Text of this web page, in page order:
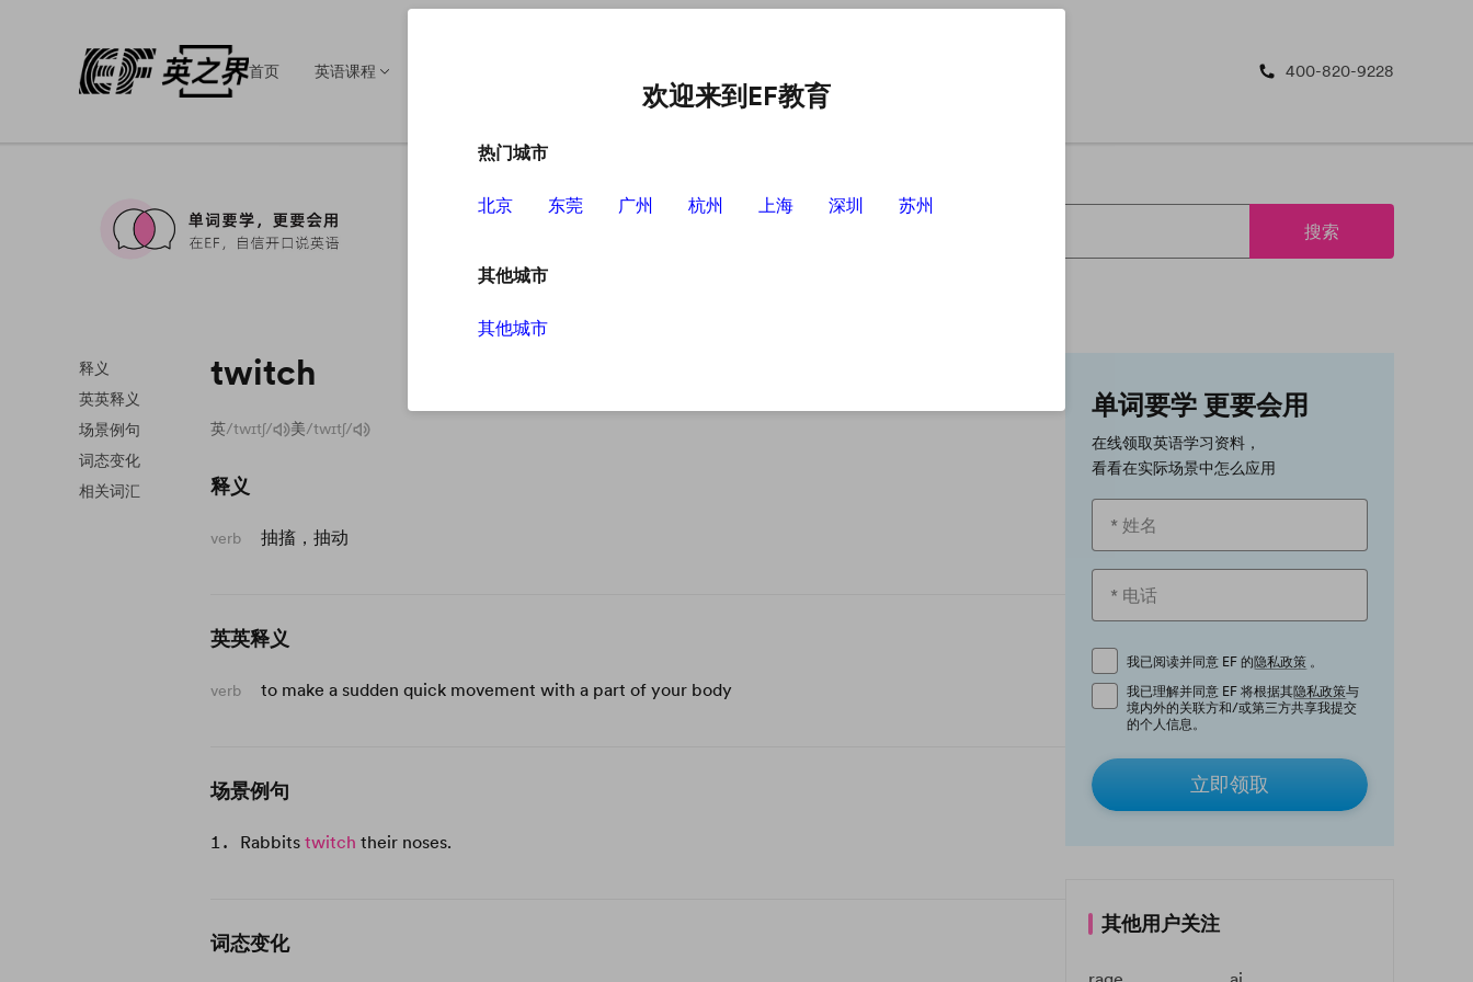
首页 英语课程 400-820-9228
搜索
释义
英英释义
场景例句
词态变化
相关词汇
twitch
英/twɪtʃ/ 美/twɪtʃ/
释义
verb 抽搐，抽动
英英释义
verb to make a sudden quick movement with a part of your body
场景例句
Rabbitstwitch their noses.
词态变化
单词要学 更要会用
在线领取英语学习资料，
看看在实际场景中怎么应用
我已阅读并同意 EF 的隐私政策 。
我已理解并同意 EF 将根据其隐私政策与
境内外的关联方和/或第三方共享我提交
的个人信息。
立即领取
其他用户关注
欢迎来到EF教育
热门城市
北京 东莞 广州 杭州 上海 深圳 苏州
其他城市
其他城市